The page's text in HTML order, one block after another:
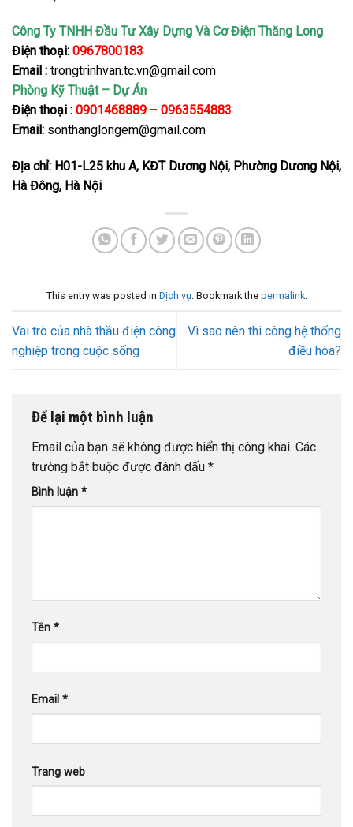
Công Ty TNHH Đầu Tư Xây Dựng Và Cơ Điện Thăng Long
Điện thoại: 0967800183
Email : trongtrinhvan.tc.vn@gmail.com
Phòng Kỹ Thuật – Dự Án
Điện thoại : 0901468889 – 0963554883
Email: sonthanglongem@gmail.com
Địa chỉ: H01-L25 khu A, KĐT Dương Nội, Phường Dương Nội,
Hà Đông, Hà Nội
This entry was posted in Dịch vụ. Bookmark the permalink.
Vai trò của nhà thầu điện công
nghiệp trong cuộc sống
Vì sao nên thi công hệ thống
điều hòa?
Để lại một bình luận
Email của bạn sẽ không được hiển thị công khai. Các
trường bắt buộc được đánh dấu *
Bình luận *
Tên *
Email *
Trang web